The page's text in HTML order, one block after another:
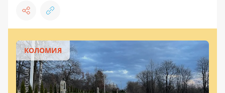
КОЛОМИЯ